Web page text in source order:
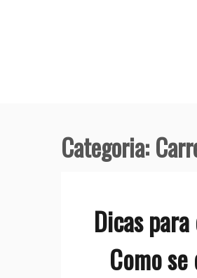
Categoria:
Dicas
Como